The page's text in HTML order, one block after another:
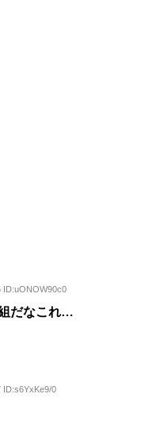
ID:uONOW90c0
だなこれ…
ID:s6YxKe9/0